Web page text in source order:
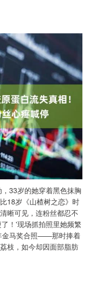
33岁的她穿着黑色抹胸
18岁《山楂树之恋》时
晰可见，连粉丝都忍不
！'现场抓拍照里她频繁
金马奖合照——那时捧着
枝，如今却因面部脂肪